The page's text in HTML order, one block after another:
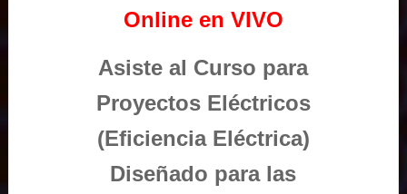
Online en VIVO
Asiste al Curso para
Proyectos Eléctricos
(Eficiencia Eléctrica)
Diseñado para las